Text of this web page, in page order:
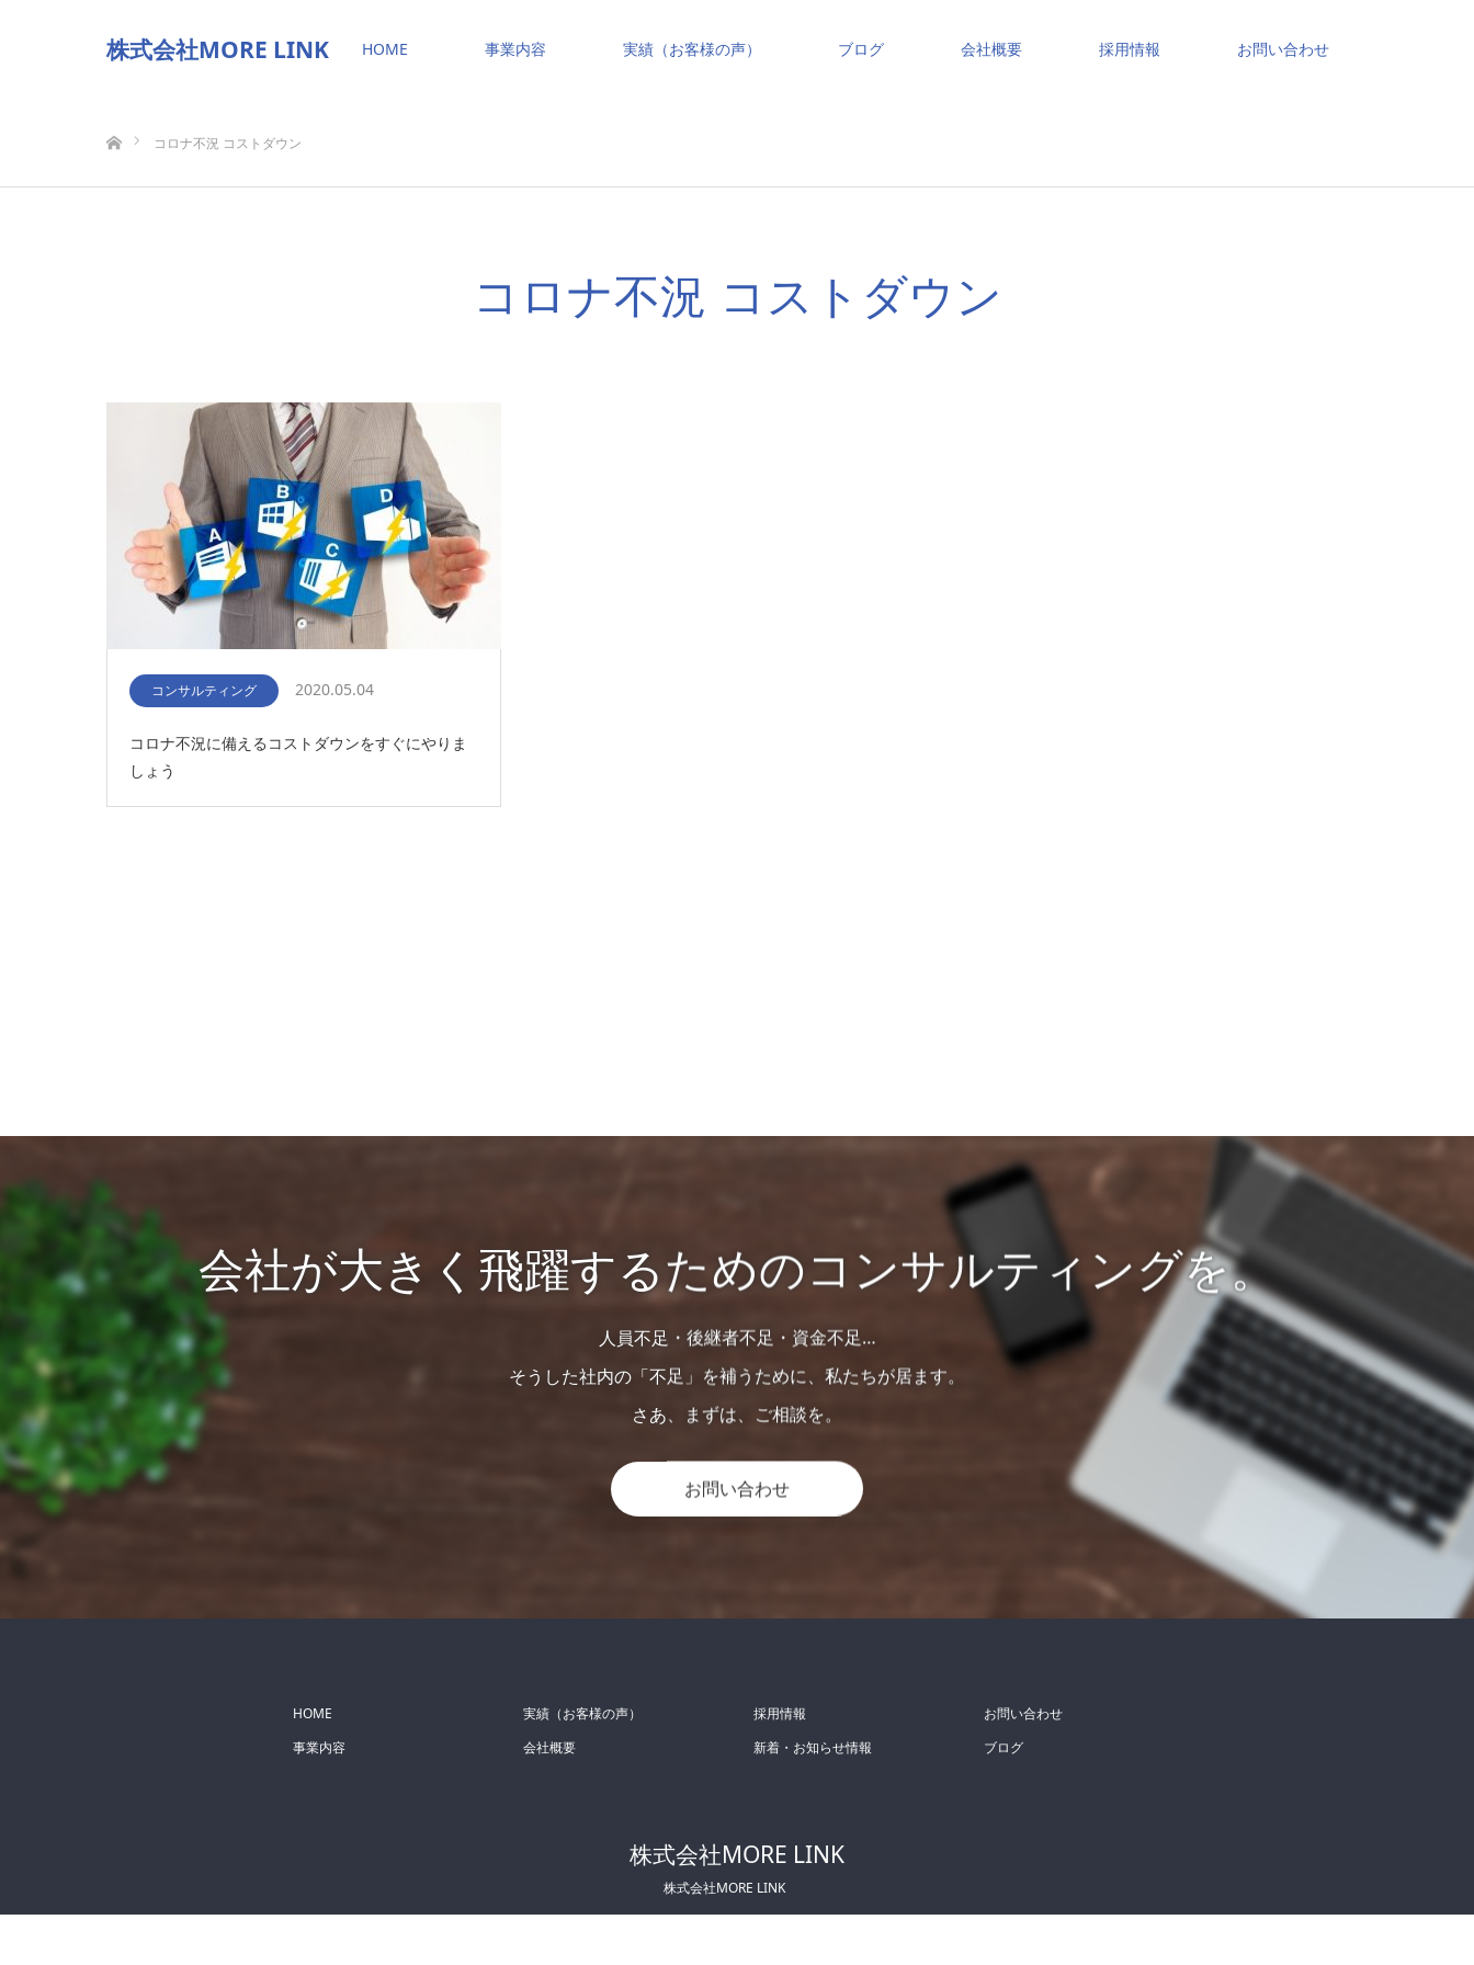
株式会社MORE LINK HOME 事業内容 実績（お客様の声） ブログ 会社概要 採用情報 お問い合わせ
コロナ不況 コストダウン
コロナ不況 コストダウン
コンサルティング 2020.05.04
コロナ不況に備えるコストダウンをすぐにやりま
しょう
会社が大きく飛躍するためのコンサルティングを。
人員不足・後継者不足・資金不足…
そうした社内の「不足」を補うために、私たちが居ます。
さあ、まずは、ご相談を。
お問い合わせ
HOME
事業内容
実績（お客様の声）
会社概要
採用情報
新着・お知らせ情報
お問い合わせ
ブログ
株式会社MORE LINK
株式会社MORE LINK